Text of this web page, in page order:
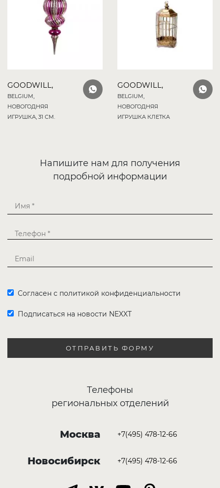
GOODWILL,
BELGIUM,
НОВОГОДНЯЯ
ИГРУШКА, 31 СМ.
GOODWILL,
BELGIUM,
НОВОГОДНЯЯ
ИГРУШКА КЛЕТКА
Напишите нам для получения
подробной информации
Согласен с политикой конфиденциальности
Подписаться на новости NEXXT
ОТПРАВИТЬ ФОРМУ
Телефоны
региональных отделений
Москва +7(495) 478-12-66
Новосибирск +7(495) 478-12-66